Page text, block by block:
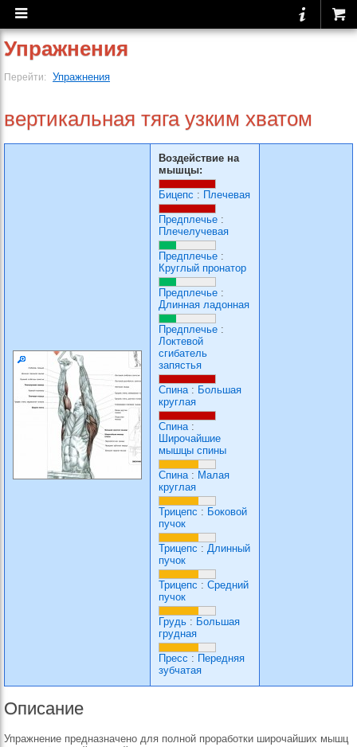
Упражнения
Перейти: Упражнения
вертикальная тяга узким хватом
Воздействие на
мышцы:
Бицепс : Плечевая
Предплечье :
Плечелучевая
Предплечье :
Круглый пронатор
Предплечье :
Длинная ладонная
Предплечье :
Локтевой
сгибатель
запястья
Спина: Большая
круглая
Спина:
Широчайшие
мышцы спины
Спина: Малая
круглая
Трицепс : Боковой
пучок
Трицепс : Длинный
пучок
Трицепс : Средний
пучок
Грудь : Большая
грудная
Пресс : Передняя
зубчатая
Описание
Упражнение предназначено для полной проработки широчайших мышц